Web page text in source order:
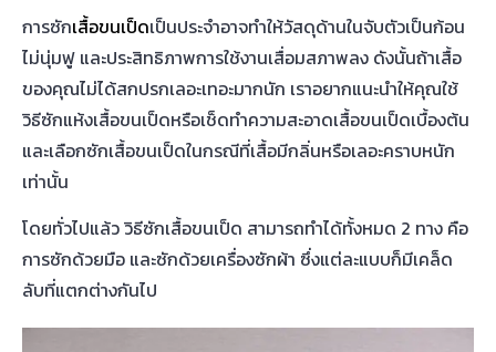
การซักเสื้อขนเป็ดเป็นประจำอาจทำให้วัสดุด้านในจับตัวเป็นก้อน
ไม่นุ่มฟู และประสิทธิภาพการใช้งานเสื่อมสภาพลง ดังนั้นถ้าเสื้อ
ของคุณไม่ได้สกปรกเลอะเทอะมากนัก เราอยากแนะนำให้คุณใช้
วิธีซักแห้งเสื้อขนเป็ดหรือเช็ดทำความสะอาดเสื้อขนเป็ดเบื้องต้น
และเลือกซักเสื้อขนเป็ดในกรณีที่เสื้อมีกลิ่นหรือเลอะคราบหนัก
เท่านั้น
โดยทั่วไปแล้ว วิธีซักเสื้อขนเป็ด สามารถทำได้ทั้งหมด 2 ทาง คือ
การซักด้วยมือ และซักด้วยเครื่องซักผ้า ซึ่งแต่ละแบบก็มีเคล็ด
ลับที่แตกต่างกันไป